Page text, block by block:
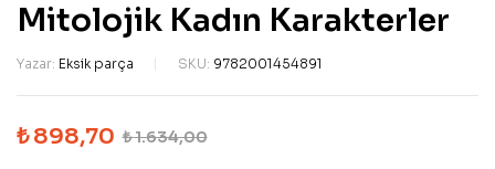
Mitolojik Kadın Karakterler
Yazar: Eksik parça SKU: 9782001454891
₺1.634,00
₺898,70